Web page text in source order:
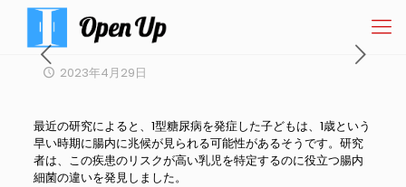
2023年4月29日
最近の研究によると、1型糖尿病を発症した子どもは、1歳という
早い時期に腸内に兆候が見られる可能性があるそうです。研究
者は、この疾患のリスクが高い乳児を特定するのに役立つ腸内
細菌の違いを発見しました。